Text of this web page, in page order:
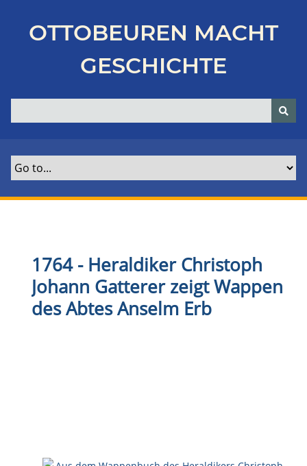
p
OTTOBEUREN MACHT
GESCHICHTE
1764 - Heraldiker Christoph
Johann Gatterer zeigt Wappen
des Abtes Anselm Erb